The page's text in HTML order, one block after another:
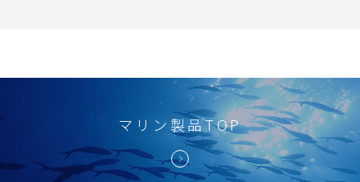
マリン製品TOP